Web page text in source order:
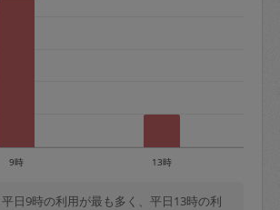
9時 13時
日9時の利用が最も多く、平日13時の利